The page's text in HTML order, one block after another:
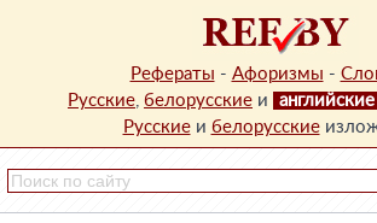
Рефераты - Афоризмы -
Русские, белорусские и английские
Русскиеи белорусские